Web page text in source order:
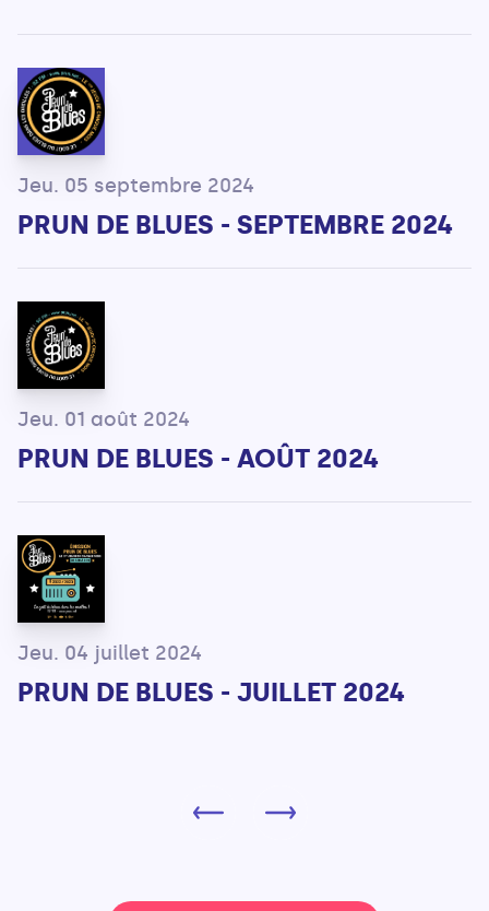
Jeu. 05 septembre 2024
PRUN DE BLUES - SEPTEMBRE 2024
Jeu. 01 août 2024
PRUN DE BLUES - AOÛT 2024
Jeu. 04 juillet 2024
PRUN DE BLUES - JUILLET 2024